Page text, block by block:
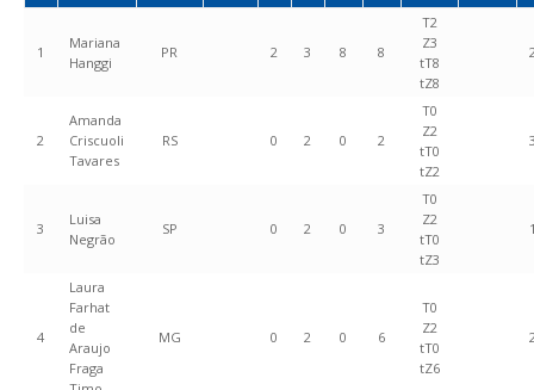
1
Mariana
Hanggi
PR 2 3 8 8
T2
Z3
tT8
tZ8
2
Amanda
Criscuoli
Tavares
RS 0 2 0 2
T0
Z2
tT0
tZ2
3
Luisa
Negrão
SP 0 2 0 3
T0
Z2
tT0
tZ3
4
Laura
Farhat
de
Araujo
Fraga
MG 0 2 0 6
T0
Z2
tT0
tZ6